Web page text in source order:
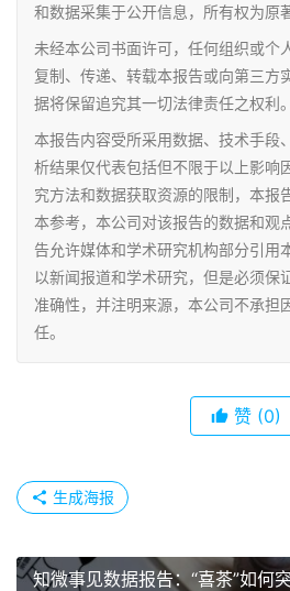
和数据采集于公开信息，所有权为原
未经本公司书面许可，任何组织或个
复制、传递、转载本报告或向第三方
据将保留追究其一切法律责任之权利。
本报告内容受所采用数据、技术手段
析结果仅代表包括但不限于以上影响
究方法和数据获取资源的限制，本报
本参考，本公司对该报告的数据和观
告允许媒体和学术研究机构部分引用
以新闻报道和学术研究，但是必须保
准确性，并注明来源，本公司不承担
任。
赞 (0)
生成海报
知微事见数据报告：“喜茶”如何